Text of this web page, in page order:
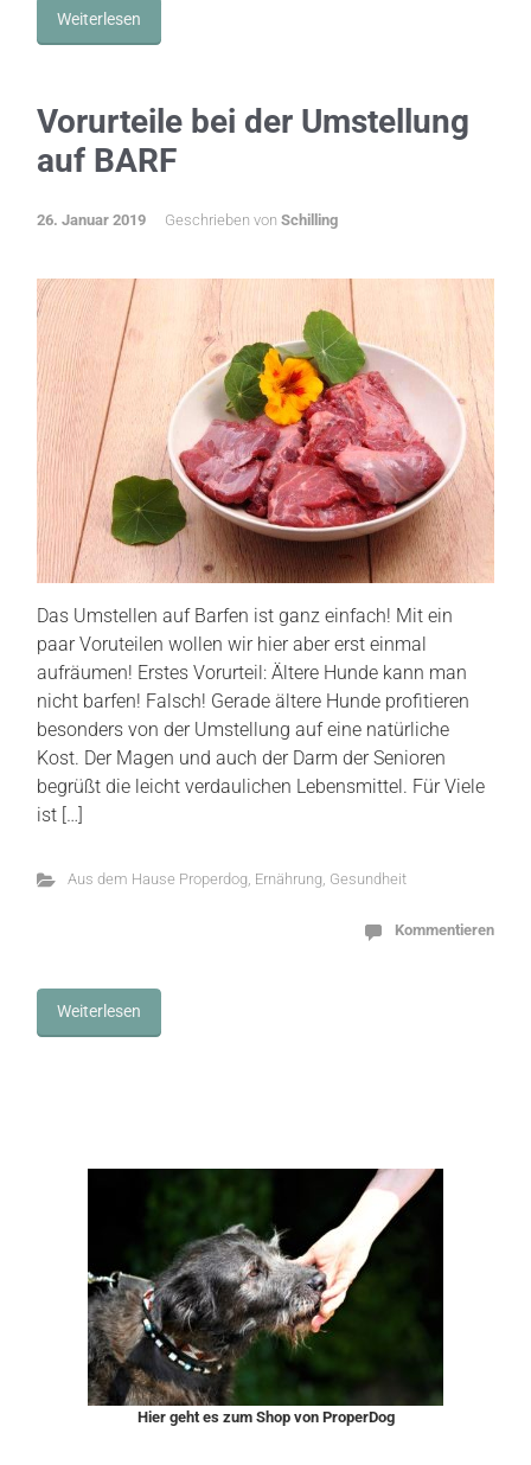
Weiterlesen
Vorurteile bei der Umstellung
auf BARF
26. Januar 2019 Geschrieben von Schilling
Das Umstellen auf Barfen ist ganz einfach! Mit ein
paar Voruteilen wollen wir hier aber erst einmal
aufräumen! Erstes Vorurteil: Ältere Hunde kann man
nicht barfen! Falsch! Gerade ältere Hunde profitieren
besonders von der Umstellung auf eine natürliche
Kost. Der Magen und auch der Darm der Senioren
begrüßt die leicht verdaulichen Lebensmittel. Für Viele
ist […]
Aus dem Hause Properdog, Ernährung, Gesundheit
Kommentieren
Weiterlesen
Hier geht es zum Shop von ProperDog